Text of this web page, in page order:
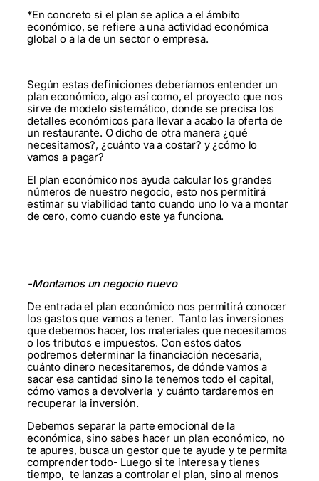
*En concreto si el plan se aplica a el ámbito
económico, se refiere a una actividad económica
global o a la de un sector o empresa.
Según estas definiciones deberíamos entender un
plan económico, algo así como, el proyecto que nos
sirve de modelo sistemático, donde se precisa los
detalles económicos para llevar a acabo la oferta de
un restaurante. O dicho de otra manera ¿qué
necesitamos?, ¿cuánto va a costar? y ¿cómo lo
vamos a pagar?
El plan económico nos ayuda calcular los grandes
números de nuestro negocio, esto nos permitirá
estimar su viabilidad tanto cuando uno lo va a montar
de cero, como cuando este ya funciona.
-Montamos un negocio nuevo
De entrada el plan económico nos permitirá conocer
los gastos que vamos a tener. Tanto las inversiones
que debemos hacer, los materiales que necesitamos
o los tributos e impuestos. Con estos datos
podremos determinar la financiación necesaria,
cuánto dinero necesitaremos, de dónde vamos a
sacar esa cantidad sino la tenemos todo el capital,
cómo vamos a devolverla y cuánto tardaremos en
recuperar la inversión.
Debemos separar la parte emocional de la
económica, sino sabes hacer un plan económico, no
te apures, busca un gestor que te ayude y te permita
comprender todo- Luego si te interesa y tienes
tiempo, te lanzas a controlar el plan, sino al menos